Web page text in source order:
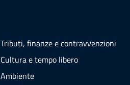
Tributi, finanze e contravvenzioni
Cultura e tempo libero
Ambiente